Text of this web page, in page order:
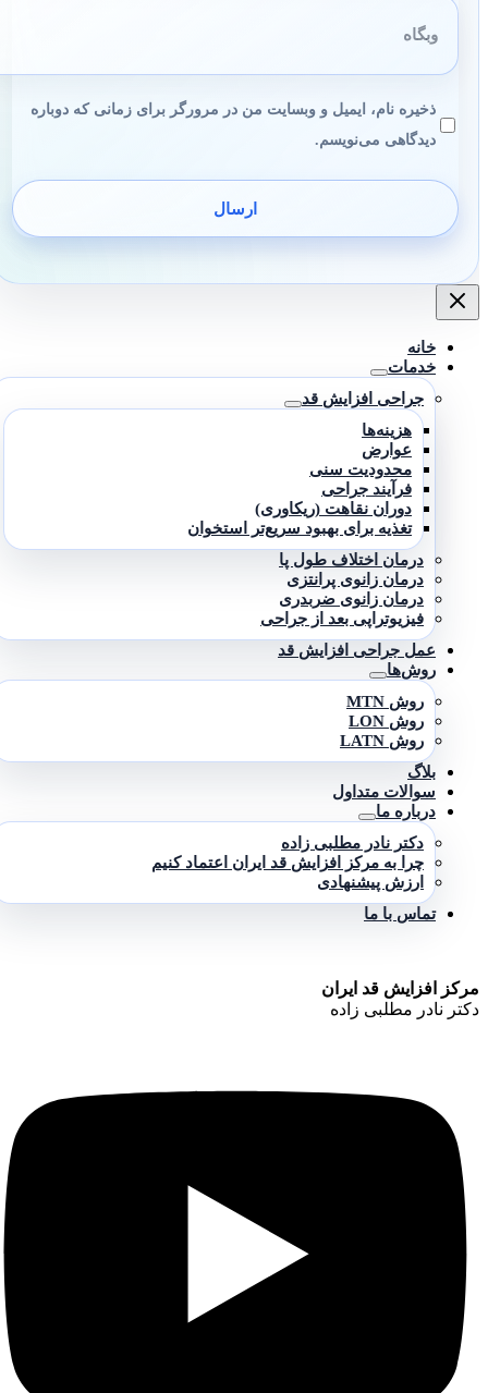
وبگاه
ذخیره نام، ایمیل و وبسایت من در مرورگر برای زمانی که دوباره
دیدگاهی می‌نویسم.
خانه
خدمات
جراحی افزایش قد
هزینه‌ها
عوارض
محدودیت سنی
فرآیند جراحی
دوران نقاهت (ریکاوری)
تغذیه برای بهبود سریع‌تر استخوان
درمان اختلاف طول پا
درمان زانوی پرانتزی
درمان زانوی ضربدری
فیزیوتراپی بعد از جراحی
عمل جراحی افزایش قد
روش‌ها
روش MTN
روش LON
روش LATN
بلاگ
سوالات متداول
درباره ما
دکتر نادر مطلبی زاده
چرا به مرکز افزایش قد ایران اعتماد کنیم
ارزش پیشنهادی
تماس با ما
مرکز افزایش قد ایران
دکتر نادر مطلبی زاده